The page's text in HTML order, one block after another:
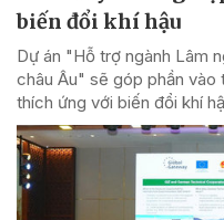
biến đổi khí hậu
Dự án "Hỗ trợ ngành Lâm
châu Âu" sẽ góp phần vào
thích ứng với biến đổi khí